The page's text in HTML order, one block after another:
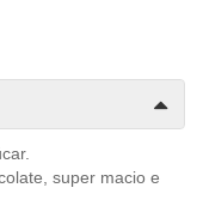
super macio e